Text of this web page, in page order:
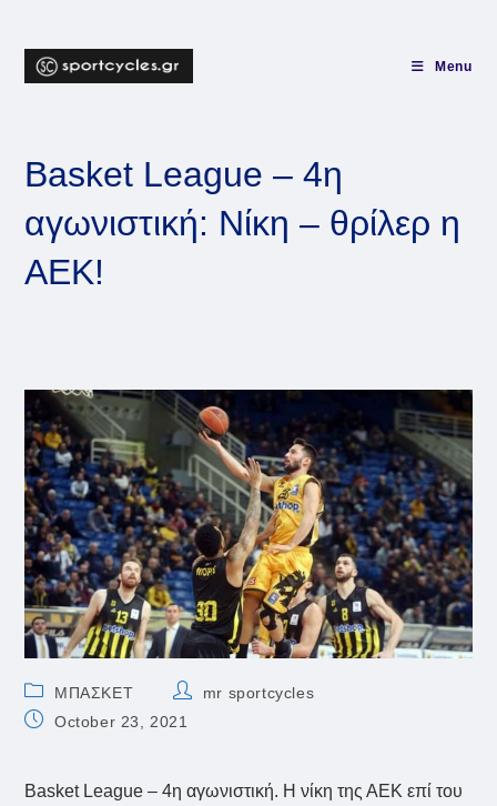
content
Menu
Basket League – 4η
αγωνιστική: Νίκη – θρίλερ η
ΑΕΚ!
Post
category:
ΜΠΑΣΚΕΤ
Postmr sportcycles
PostOctober 23, 2021
Basket League – 4η αγωνιστική. Η νίκη της ΑΕΚ επί του